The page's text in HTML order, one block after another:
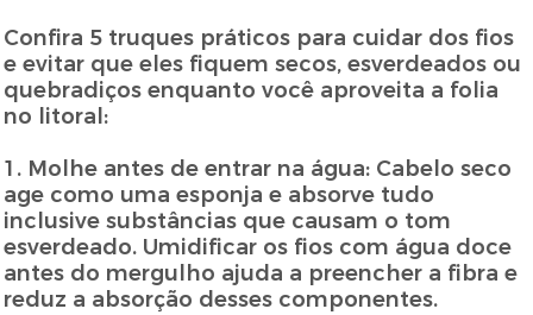
Confira 5 truques práticos para cuidar dos fios
e evitar que eles fiquem secos, esverdeados ou
quebradiços enquanto você aproveita a folia
no litoral:
1. Molhe antes de entrar na água: Cabelo seco
age como uma esponja e absorve tudo
inclusive substâncias que causam o tom
esverdeado. Umidificar os fios com água doce
antes do mergulho ajuda a preencher a fibra e
reduz a absorção desses componentes.